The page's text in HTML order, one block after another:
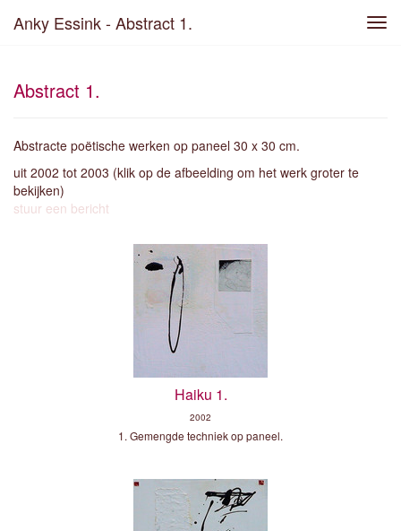
Anky Essink - Abstract 1.
Abstract 1.
Abstracte poëtische werken op paneel 30 x 30 cm.
uit 2002 tot 2003 (klik op de afbeelding om het werk groter te
bekijken)
stuur een bericht
Haiku 1.
2002
1. Gemengde techniek op paneel.